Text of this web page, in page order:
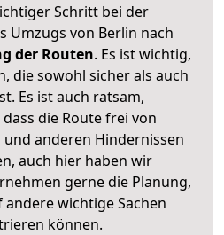
Schritt bei der
Umzugs von Berlin nach
der Routen. Es ist wichtig,
die sowohl sicher als auch
Es ist auch ratsam,
die Route frei von
anderen Hindernissen
auch hier haben wir
gerne die Planung,
andere wichtige Sachen
können.